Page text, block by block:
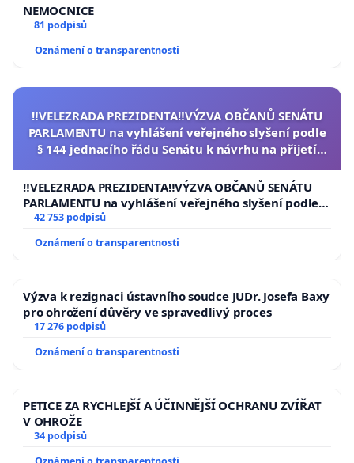
NEMOCNICE
81 podpisů
Oznámení o transparentnosti
‼️VELEZRADA PREZIDENTA‼️VÝZVA OBČANŮ SENÁTU
PARLAMENTU na vyhlášení veřejného slyšení podle
§ 144 jednacího řádu Senátu k návrhu na přijetí
republiky
‼️VELEZRADA PREZIDENTA‼️VÝZVA OBČANŮ SENÁTU
PARLAMENTU na vyhlášení veřejného slyšení podle §
144 jednacího řádu Senátu k návrhu na přijetí
usnesení k podání ústavní žaloby na prezidenta
republiky
42 753 podpisů
Oznámení o transparentnosti
Výzva k rezignaci ústavního soudce JUDr. Josefa Baxy
pro ohrožení důvěry ve spravedlivý proces
17 276 podpisů
Oznámení o transparentnosti
PETICE ZA RYCHLEJŠÍ A ÚČINNĚJŠÍ OCHRANU ZVÍŘAT
V OHROŽE
34 podpisů